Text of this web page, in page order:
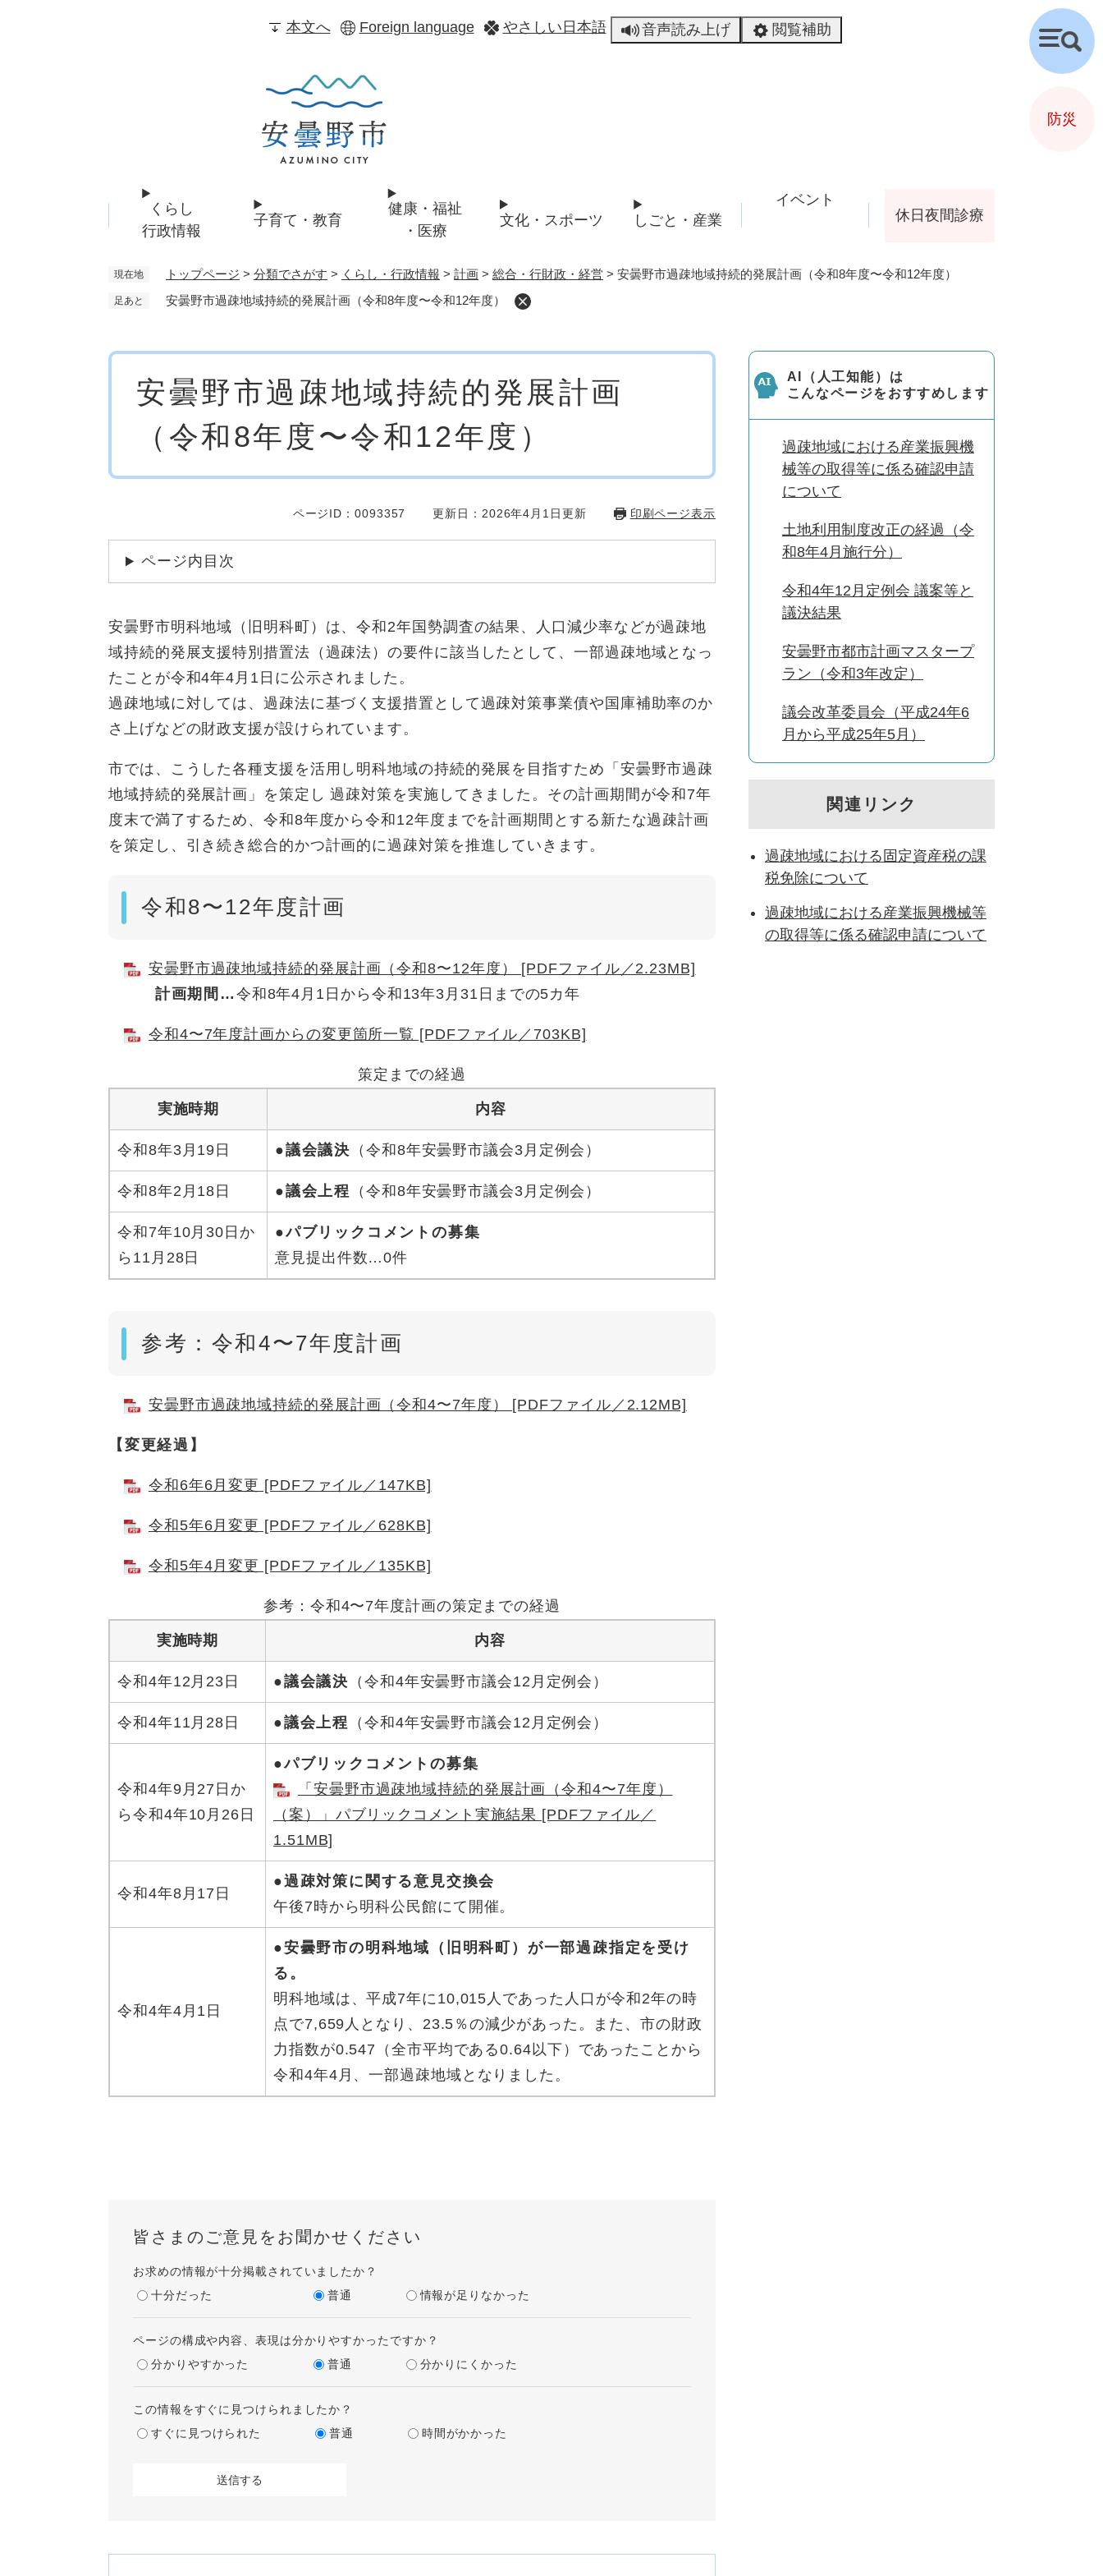
本文へ Foreign language やさしい日本語 音声読み上げ 閲覧補助
くらし
行政情報
子育て・教育
健康・福祉
・医療
文化・スポーツ しごと・産業
イベント
休日夜間診療
現在地 トップページ > 分類でさがす > くらし・行政情報 > 計画 > 総合・行財政・経営 > 安曇野市過疎地域持続的発展計画（令和8年度〜令和12年度）
足あと 安曇野市過疎地域持続的発展計画（令和8年度〜令和12年度）
安曇野市過疎地域持続的発展計画
（令和8年度〜令和12年度）
ページID：0093357 更新日：2026年4月1日更新 印刷ページ表示
ページ内目次
安曇野市明科地域（旧明科町）は、令和2年国勢調査の結果、人口減少率などが過疎地
域持続的発展支援特別措置法（過疎法）の要件に該当したとして、一部過疎地域となっ
たことが令和4年4月1日に公示されました。
過疎地域に対しては、過疎法に基づく支援措置として過疎対策事業債や国庫補助率のか
さ上げなどの財政支援が設けられています。
市では、こうした各種支援を活用し明科地域の持続的発展を目指すため「安曇野市過疎
地域持続的発展計画」を策定し 過疎対策を実施してきました。その計画期間が令和7年
度末で満了するため、令和8年度から令和12年度までを計画期間とする新たな過疎計画
を策定し、引き続き総合的かつ計画的に過疎対策を推進していきます。
令和8〜12年度計画
安曇野市過疎地域持続的発展計画（令和8〜12年度） [PDFファイル／2.23MB]
計画期間… 令和8年4月1日から令和13年3月31日までの5カ年
令和4〜7年度計画からの変更箇所一覧 [PDFファイル／703KB]
策定までの経過
実施時期 内容
令和8年3月19日 ●議会議決 （令和8年安曇野市議会3月定例会）
令和8年2月18日 ●議会上程 （令和8年安曇野市議会3月定例会）
令和7年10月30日か
ら11月28日
●パブリックコメントの募集
意見提出件数…0件
参考：令和4〜7年度計画
安曇野市過疎地域持続的発展計画（令和4〜7年度） [PDFファイル／2.12MB]
【変更経過】
令和6年6月変更 [PDFファイル／147KB]
令和5年6月変更 [PDFファイル／628KB]
令和5年4月変更 [PDFファイル／135KB]
参考：令和4〜7年度計画の策定までの経過
実施時期 内容
令和4年12月23日 ●議会議決 （令和4年安曇野市議会12月定例会）
令和4年11月28日 ●議会上程 （令和4年安曇野市議会12月定例会）
令和4年9月27日か
ら令和4年10月26日
●パブリックコメントの募集
「安曇野市過疎地域持続的発展計画（令和4〜7年度）
（案）」パブリックコメント実施結果 [PDFファイル／
1.51MB]
令和4年8月17日
●過疎対策に関する意見交換会
午後7時から明科公民館にて開催。
令和4年4月1日
●安曇野市の明科地域（旧明科町）が一部過疎指定を受け
る。
明科地域は、平成7年に10,015人であった人口が令和2年の時
点で7,659人となり、23.5％の減少があった。また、市の財政
力指数が0.547（全市平均である0.64以下）であったことから
令和4年4月、一部過疎地域となりました。​
皆さまのご意見をお聞かせください
お求めの情報が十分掲載されていましたか？
十分だった
普通 情報が足りなかった
ページの構成や内容、表現は分かりやすかったですか？
分かりやすかった
普通 分かりにくかった
この情報をすぐに見つけられましたか？
すぐに見つけられた
普通 時間がかかった
AI（人工知能）は
こんなページをおすすめします
過疎地域における産業振興機
械等の取得等に係る確認申請
について
土地利用制度改正の経過（令
和8年4月施行分）
令和4年12月定例会 議案等と
議決結果
安曇野市都市計画マスタープ
ラン（令和3年改定）
議会改革委員会（平成24年6
月から平成25年5月）
関連リンク
過疎地域における固定資産税の課
税免除について
過疎地域における産業振興機械等
の取得等に係る確認申請について
検
索
防災